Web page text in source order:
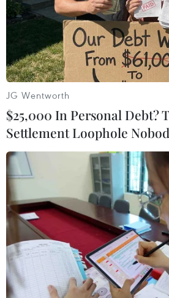
Tranh chấp quyền
xây dựng Hòa Bình, vì
09/01/2023 16:11
Bản tin ngày 9/1/2023 có những
Tranh chấp quyền lực tại tập đoàn
vì đâu nên nỗi?; 2 khó khăn trong
trai kẹt trong trụ bê tông...
JG Wentworth
$25,000 In Personal Debt?
Settlement Loophole